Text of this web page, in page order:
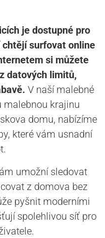
je dostupné pro
surfovat online
si můžete
datových limitů,
V naší malebné
malebnou krajinu
domu, nabízíme
které vám usnadní
umožní sledovat
z domova bez
pyšnit moderními
spolehlivou síť pro